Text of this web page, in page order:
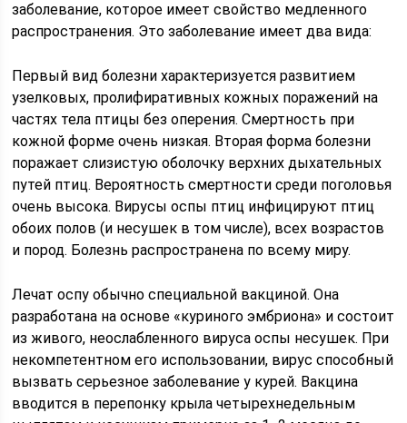
заболевание, которое имеет свойство медленного
распространения. Это заболевание имеет два вида:
Первый вид болезни характеризуется развитием
узелковых, пролифиративных кожных поражений на
частях тела птицы без оперения. Смертность при
кожной форме очень низкая. Вторая форма болезни
поражает слизистую оболочку верхних дыхательных
путей птиц. Вероятность смертности среди поголовья
очень высока. Вирусы оспы птиц инфицируют птиц
обоих полов (и несушек в том числе), всех возрастов
и пород. Болезнь распространена по всему миру.
Лечат оспу обычно специальной вакциной. Она
разработана на основе «куриного эмбриона» и состоит
из живого, неослабленного вируса оспы несушек. При
некомпетентном его использовании, вирус способный
вызвать серьезное заболевание у курей. Вакцина
вводится в перепонку крыла четырехнедельным